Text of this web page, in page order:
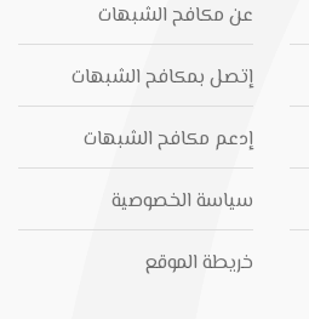
عن مكافح الشبهات
إتصل بمكافح الشبهات
إدعم مكافح الشبهات
سياسة الخصوصية
خريطة الموقع